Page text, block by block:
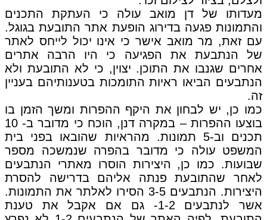
מעדותו של דן מואב עולה כי העתקת התכנים
והתמונות פגעה בדירוג הופעת אתר התובעת בגוגל.
עם זאת, מר מואב אישר כי אינו יכול לייחס לאתר
של הנתבעת את הפגיעה כי היו הרבה אתרים
אחרים שגנבו את התוכן. יצוין, כי לא התובעת ולא
הנתבעים הביאו ראיות התומכות בטענותיהם בעניין
זה.
כמו כן, יש לבחון את היקף ההפרות ומשך הזמן בו
בוצעו ההפרות – במקרה דנן, הוכח כי מדובר ב- 10
תכנים וב-5 תמונות. מהראיות שהובאו בפני בית
המשפט עולה כי מדובר בהפרה שנמשכה מספר
שבועות. כמו כן, היצירות הוסרו מאתרי הנתבעים
לאחר שהתובעת פנתה אליהם בדרישה להסרת
היצירות. הנתבעים 3-5 הסירו לאלתר את התמונות.
אשר לנתבעים 1-2- גם אם אקבל את טענת